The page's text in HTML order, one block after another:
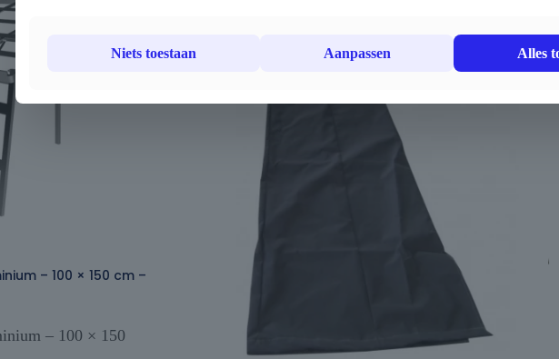
– 100 × 150 cm –
– 100 × 150
Niets toestaan Aanpassen Alles